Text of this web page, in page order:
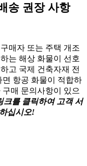
송 권장 사항
매자 또는 주택 개조
는 해상 화물이 선호
고 국제 건축자재 전
항공 화물이 적합하
매 문의사항이 있으
크를 클릭하여 고객 서
십시오!